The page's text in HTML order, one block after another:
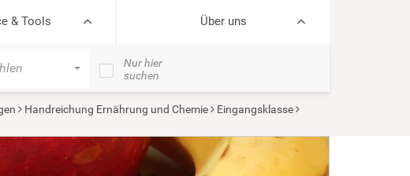
& Tools Über uns
Nur hier
suchen
Handreichung Ernährung und Chemie
Eingangsklasse